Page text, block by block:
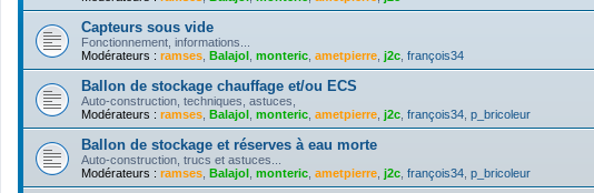
Capteurs sous vide
Fonctionnement, informations...
Modérateurs : ramses Balajol monteric ametpierre j2c françois34
Ballon de stockage chauffage et/ou ECS
Auto-construction, techniques, astuces,
Modérateurs : ramses Balajol monteric ametpierre j2c françois34 p_bricoleur
Ballon de stockage et réserves à eau morte
Auto-construction, trucs et astuces...
Modérateurs : ramses Balajol monteric ametpierre j2c françois34 p_bricoleur